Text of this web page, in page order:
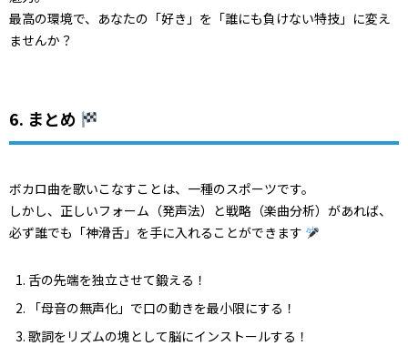
最高の環境で、あなたの「好き」を「誰にも負けない特技」に変え
ませんか？
6. まとめ
ボカロ曲を歌いこなすことは、一種のスポーツです。
しかし、正しいフォーム（発声法）と戦略（楽曲分析）があれば、
必ず誰でも「神滑舌」を手に入れることができます
舌の先端を独立させて鍛える！
「母音の無声化」で口の動きを最小限にする！
歌詞をリズムの塊として脳にインストールする！